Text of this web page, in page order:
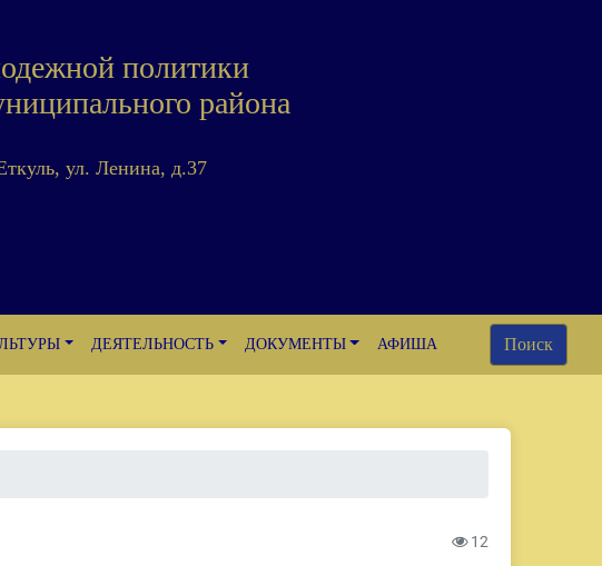
политики
района
ул. Ленина, д.37
ДЕЯТЕЛЬНОСТЬ ДОКУМЕНТЫ АФИША Поиск
12